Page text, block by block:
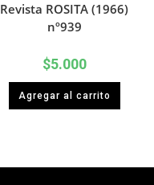
Revista ROSITA (1966)
nº939
$5.000
Agregar al carrito